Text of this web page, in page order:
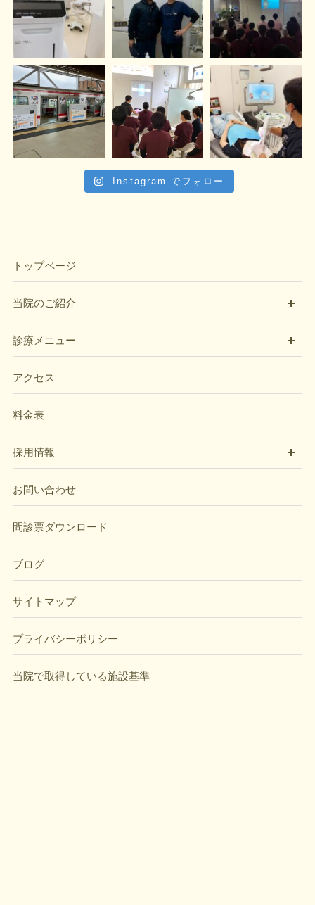
Instagram でフォロー
トップページ
当院のご紹介
診療メニュー
アクセス
料金表
採用情報
お問い合わせ
問診票ダウンロード
ブログ
サイトマップ
プライバシーポリシー
当院で取得している施設基準